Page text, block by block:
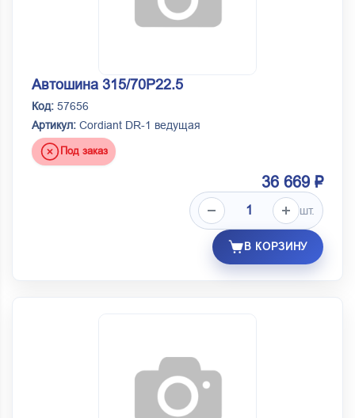
Автошина 315/70Р22.5
Код: 57656
Артикул: Cordiant DR-1 ведущая
Под заказ
36 669 ₽
шт.
В КОРЗИНУ